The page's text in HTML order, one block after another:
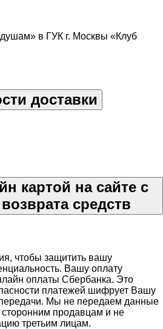
в ГУК г. Москвы «Клуб
доставки
картой на сайте с
средств
чтобы защитить вашу
Вашу оплату
оплаты Сбербанка. Это
платежей шифрует Вашу
Мы не передаем данные
продавцам и не
третьим лицам.